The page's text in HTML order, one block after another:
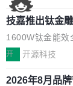
了，你为什么还
问得好。 因为我
现有产品的天花
刚开始觉得都挺
要。但用久了你
技嘉推出钛金
源：为发烧级
舰供电方案
1600W钛金能效
继2026台北电脑
电源专为发烧级
开 开源科技
2026年8月品